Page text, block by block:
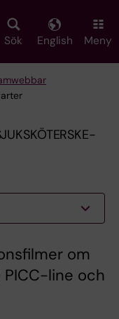
Sök English Meny
om
line och